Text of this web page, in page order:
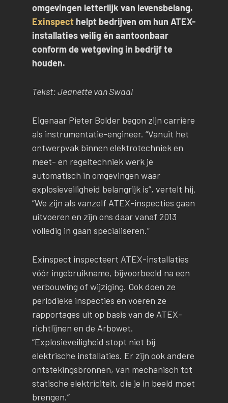
omgevingen letterlijk van levensbelang.
Exinspecthelpt bedrijven om hun ATEX-
installaties veilig én aantoonbaar
conform de wetgeving in bedrijf te
houden.
Tekst: Jeanette van Swaal
Eigenaar Pieter Bolder begon zijn carrière
als instrumentatie-engineer. “Vanuit het
ontwerpvak binnen elektrotechniek en
meet- en regeltechniek werk je
automatisch in omgevingen waar
explosieveiligheid belangrijk is”, vertelt hij.
“We zijn als vanzelf ATEX-inspecties gaan
uitvoeren en zijn ons daar vanaf 2013
volledig in gaan specialiseren.”
Exinspect inspecteert ATEX-installaties
vóór ingebruikname, bijvoorbeeld na een
verbouwing of wijziging. Ook doen ze
periodieke inspecties en voeren ze
rapportages uit op basis van de ATEX-
richtlijnen en de Arbowet.
“Explosieveiligheid stopt niet bij
elektrische installaties. Er zijn ook andere
ontstekingsbronnen, van mechanisch tot
statische elektriciteit, die je in beeld moet
brengen.”